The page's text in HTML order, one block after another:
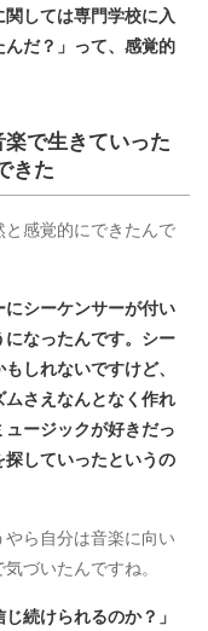
しては専門学校に入
だ？」って、感覚的
で生きていった
きた
感覚的にできたんで
シーケンサーが付い
なったんです。シー
しれないですけど、
さえなんとなく作れ
ージックが好きだっ
していったというの
ら自分は音楽に向い
づいたんですね。
続けられるのか？」